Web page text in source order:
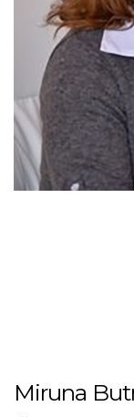
Miruna